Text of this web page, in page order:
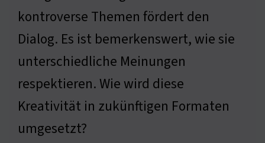
kontroverse Themen fördert den
Dialog. Es ist bemerkenswert, wie sie
unterschiedliche Meinungen
respektieren. Wie wird diese
Kreativität in zukünftigen Formaten
umgesetzt?